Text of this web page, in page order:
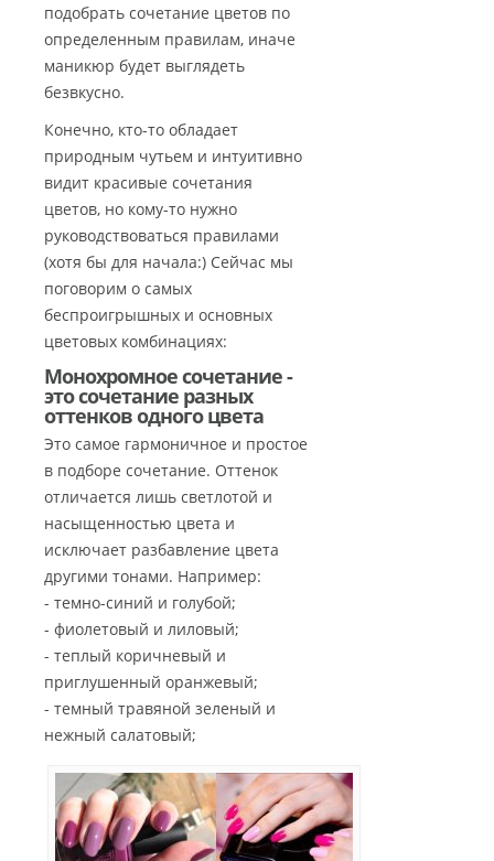
подобрать сочетание цветов по
определенным правилам, иначе
маникюр будет выглядеть
безвкусно.
Конечно, кто-то обладает
природным чутьем и интуитивно
видит красивые сочетания
цветов, но кому-то нужно
руководствоваться правилами
(хотя бы для начала:) Сейчас мы
поговорим о самых
беспроигрышных и основных
цветовых комбинациях:
Монохромное сочетание -
это сочетание разных
оттенков одного цвета
Это самое гармоничное и простое
в подборе сочетание. Оттенок
отличается лишь светлотой и
насыщенностью цвета и
исключает разбавление цвета
другими тонами. Например:
- темно-синий и голубой;
- фиолетовый и лиловый;
- теплый коричневый и
приглушенный оранжевый;
- темный травяной зеленый и
нежный салатовый;